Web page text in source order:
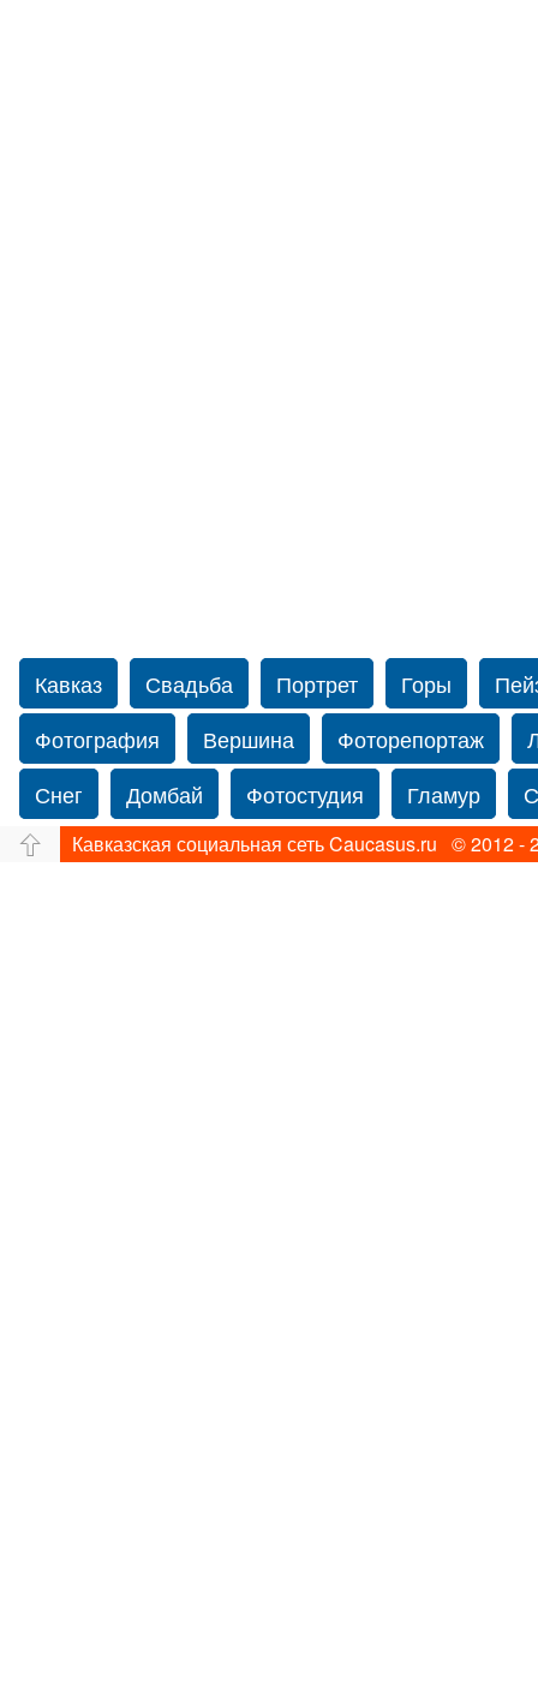
Кавказ Свадьба Портрет Горы
Фотография
Вершина Фоторепортаж
Снег
Домбай Фотостудия Гламур
Путешествие
Перевал Свадьба фото
Кавказская социальная сеть Caucasus.ru © 2012 -